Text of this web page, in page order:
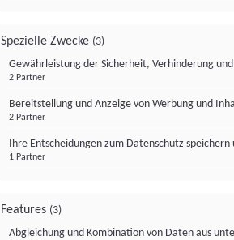
Spezielle Zwecke (3)
Gewährleistung der Sicherheit, Verhinderung
2 Partner
Bereitstellung und Anzeige von Werbung und
2 Partner
Ihre Entscheidungen zum Datenschutz
1 Partner
Features (3)
Abgleichung und Kombination von Daten aus